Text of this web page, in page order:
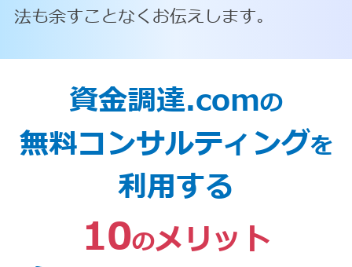
法も余すことなくお伝えします。
資金調達.comの
無料コンサルティングを
利用する
10のメリット